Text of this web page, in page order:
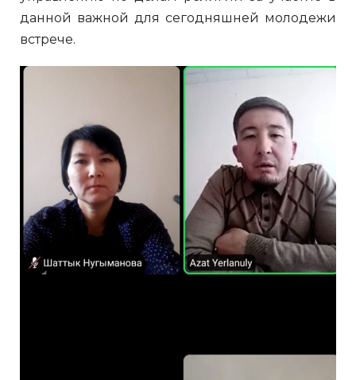
данной важной для сегодняшней молодежи
встрече.